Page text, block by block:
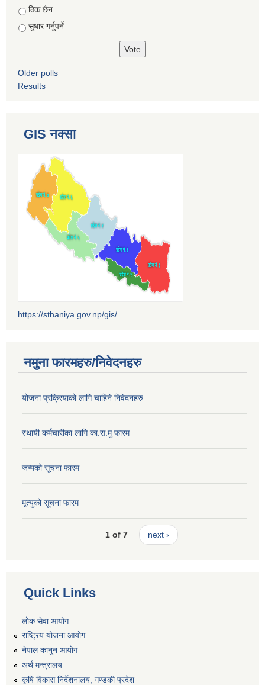
ठिक छैन
सुधार गर्नुपर्ने
Older polls
Results
GIS नक्सा
https://sthaniya.gov.np/gis/
नमुना फारमहरु/निवेदनहरु
योजना प्रक्रियाको लागि चाहिने निवेदनहरु
स्थायी कर्मचारीका लागि का.स.मु फारम
जन्मको सूचना फारम
मृत्युको सूचना फारम
1 of 7 next ›
Quick Links
लोक सेवा आयोग
राष्ट्रिय योजना आयोग
नेपाल कानुन आयोग
अर्थ मन्त्रालय
कृषि विकास निर्देशनालय, गण्डकी प्रदेश